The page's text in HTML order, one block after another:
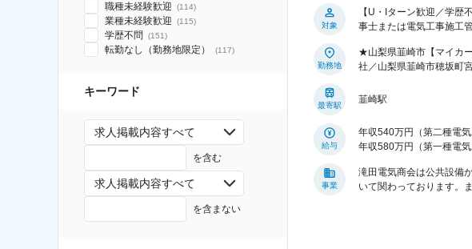
職種未経験歓迎 (114)
業種未経験歓迎 (115)
学歴不問 (151)
転勤なし（勤務地限定） (117)
キーワード
求人掲載内容すべて
を含む
求人掲載内容すべて
を含まない
対象
【U・Iターン歓迎／学歴
事士または電気工事施工管
勤務地
★山梨県韮崎市【マイカ
社／山梨県韮崎市穂坂町
最寄駅
韮崎駅
給与
年収540万円（第二種電
年収580万円（第一種電
事業
滝田電気商会は公共設備
いて関わっております。